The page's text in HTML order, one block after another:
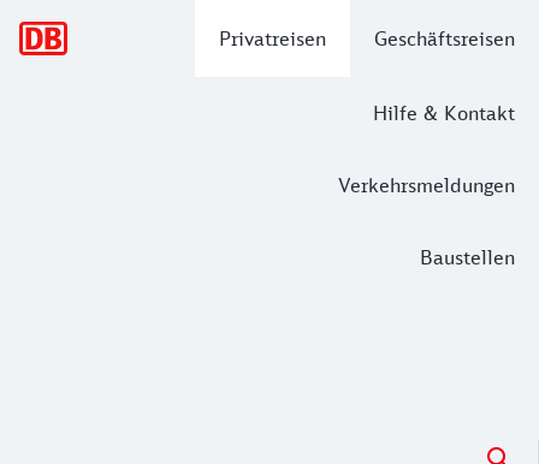
Privatreisen Geschäftsreisen
Hilfe & Kontakt
Verkehrsmeldungen
Baustellen